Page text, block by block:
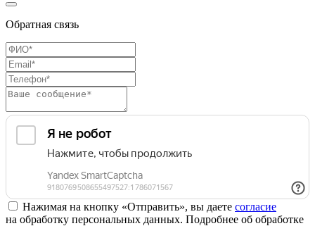
Обратная связь
Нажимая на кнопку «Отправить», вы даете согласие
на обработку персональных данных. Подробнее об обработке